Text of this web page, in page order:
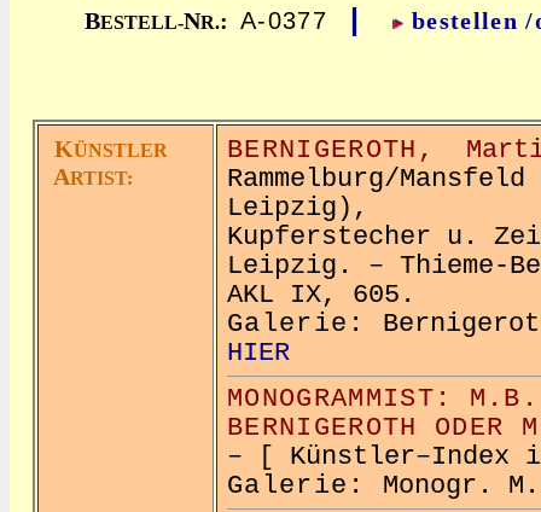
BESTELL-NR.: A-0377 | bestellen
KÜNSTLER
ARTIST:
BERNIGEROTH,
Rammelburg/Mansfeld
Leipzig),
Kupferstecher u.
Leipzig. – Thieme-
AKL IX, 605.
Galerie:
HIER
MONOGRAMMIST:
BERNIGEROTH ODER
– [ Künstler–Index
Galerie: Monogr.